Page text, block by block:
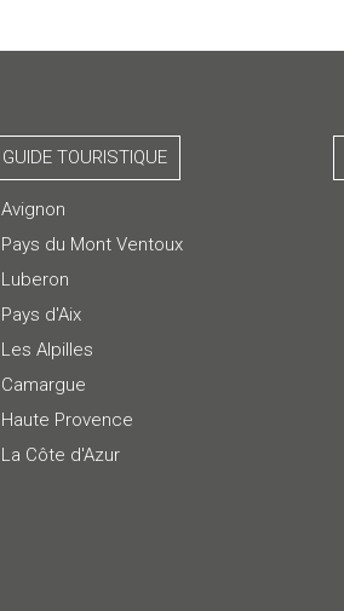
GUIDE TOURISTIQUE
Avignon
Pays du Mont Ventoux
Luberon
Pays d'Aix
Les Alpilles
Camargue
Haute Provence
La Côte d'Azur